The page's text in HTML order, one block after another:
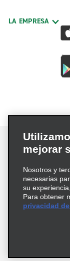
LA EMPRESA
© 2026
mejorar
Nosotros y
necesarias
su
Para obtener
privacidad